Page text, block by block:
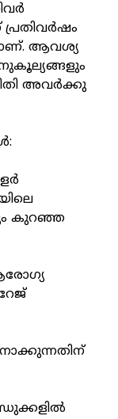
പ്രതിവർഷം
ആവശ്യ
അവർക്കു
കുറഞ്ഞ